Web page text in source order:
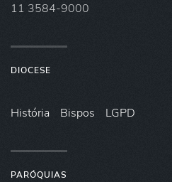
11 3584-9000
DIOCESE
História Bispos LGPD
PARÓQUIAS